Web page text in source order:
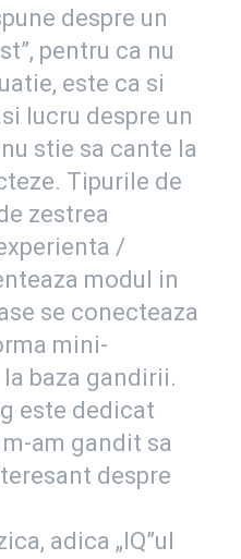
despre un
pentru ca nu
este ca si
lucru despre un
stie sa cante la
Tipurile de
zestrea
/
modul in
se conecteaza
mini-
baza gandirii.
este dedicat
am gandit sa
despre
adica „IQ”ul